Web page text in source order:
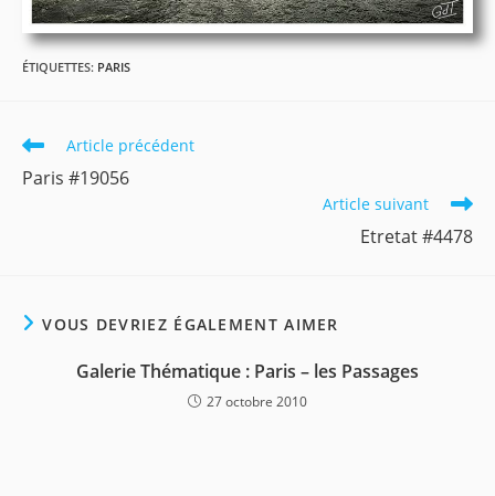
ÉTIQUETTES: PARIS
Read
articles
Article précédent
Paris #19056
Article suivant
Etretat #4478
VOUS DEVRIEZ ÉGALEMENT AIMER
Galerie Thématique : Paris – les Passages
27 octobre 2010